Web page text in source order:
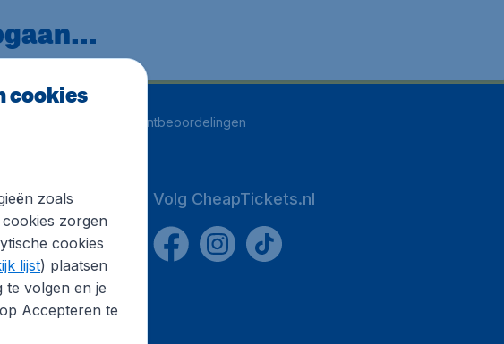
klantbeoordelingen
sites Volg CheapTickets.nl
cookies
zoals
zorgen
cookies
lijst) plaatsen
te volgen en je
Accepteren te